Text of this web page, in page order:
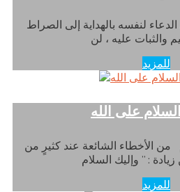
لنفسه بالهداية إلى الصراط
للمزيد
على الله
من الأخطاء الشائعة عند كثيرٍ من
للمزيد